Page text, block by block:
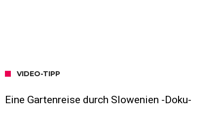
VIDEO-TIPP
Eine Gartenreise durch Slowenien -Doku-